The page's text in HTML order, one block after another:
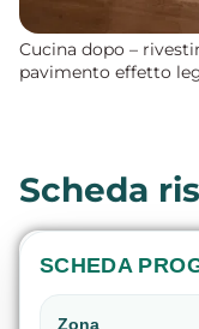
Cucina dopo –
pavimento effetto
Scheda
SCHEDA
Zona